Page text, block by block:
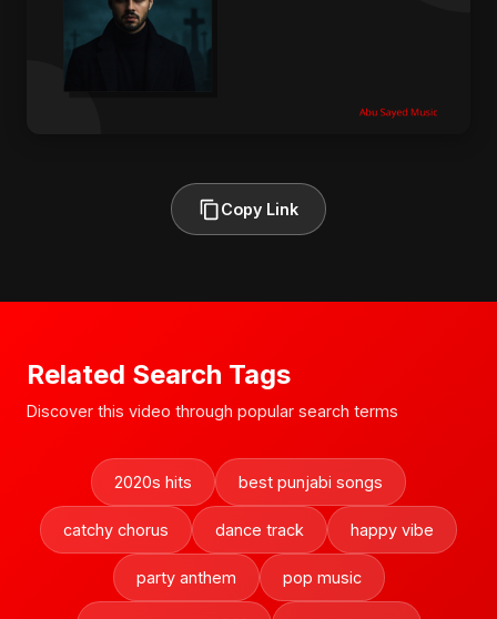
Copy Link
Related Search Tags
Discover this video through popular search terms
2020s hits best punjabi songs
catchy chorus dance track happy vibe
party anthem pop music